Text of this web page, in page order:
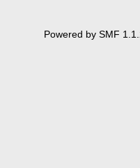
Powered by SMF